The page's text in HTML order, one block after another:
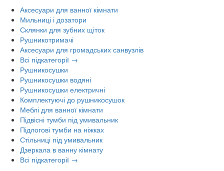
Аксесуари для ванної кімнати
Мильниці і дозатори
Склянки для зубних щіток
Рушникотримачі
Аксесуари для громадських санвузлів
Всі підкатегорії →
Рушникосушки
Рушникосушки водяні
Рушникосушки електричні
Комплектуючі до рушникосушок
Меблі для ванної кімнати
Підвісні тумби під умивальник
Підлогові тумби на ніжках
Стільниці під умивальник
Дзеркала в ванну кімнату
Всі підкатегорії →